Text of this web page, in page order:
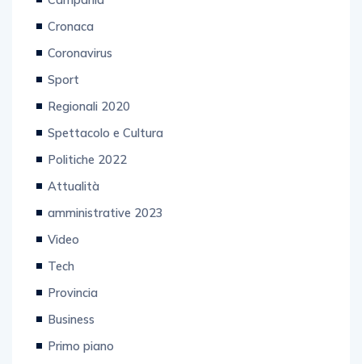
Cronaca
Coronavirus
Sport
Regionali 2020
Spettacolo e Cultura
Politiche 2022
Attualità
amministrative 2023
Video
Tech
Provincia
Business
Primo piano
Senza categoria